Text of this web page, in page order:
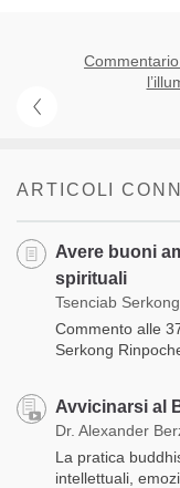
ARTICOLI
Avere buoni
spirituali
Tsenciab
Commento alle
Serkong
Avvicinarsi al
Dr. Alexander
La pratica
intellettuali,